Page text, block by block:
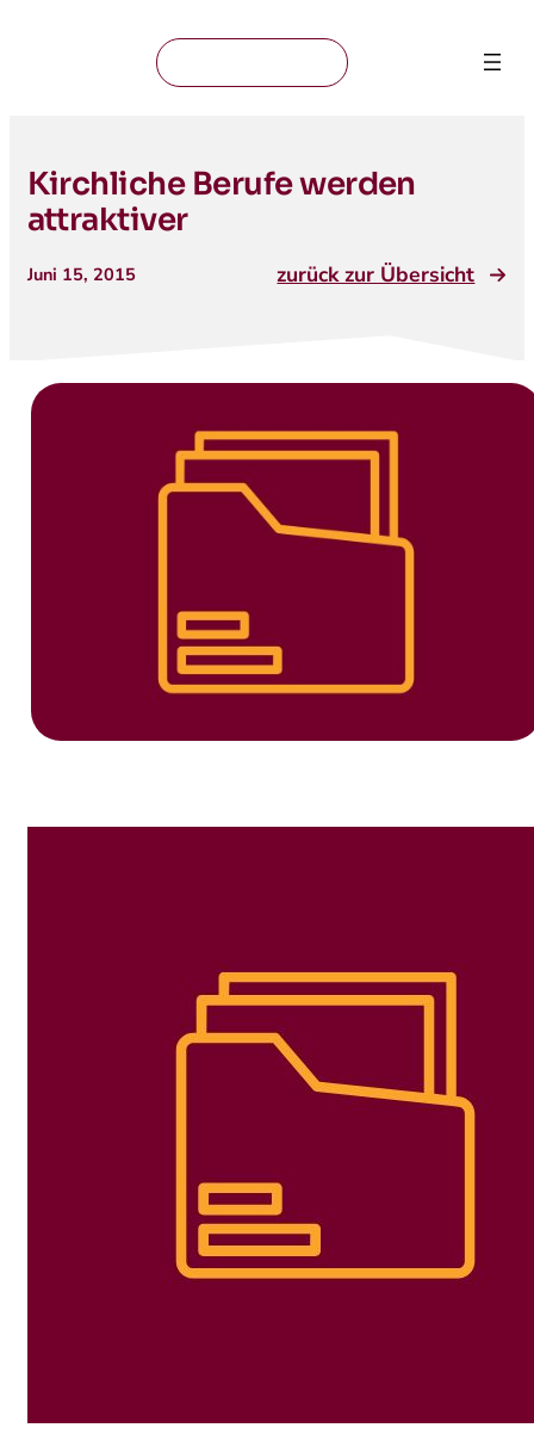
Kirchliche Berufe werden
attraktiver
Juni 15, 2015 zurück zur Übersicht